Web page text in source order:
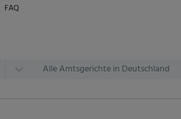
FAQ
Alle Amtsgerichte in Deutschland